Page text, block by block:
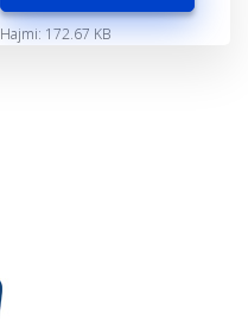
Hajmi: 172.67 KB